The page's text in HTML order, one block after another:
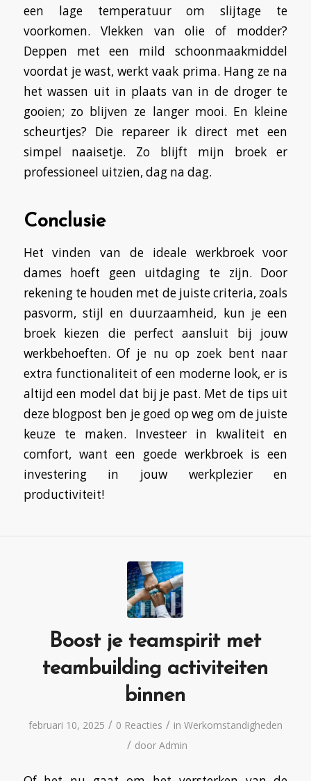
een lage temperatuur om slijtage te
voorkomen. Vlekken van olie of modder?
Deppen met een mild schoonmaakmiddel
voordat je wast, werkt vaak prima. Hang ze na
het wassen uit in plaats van in de droger te
gooien; zo blijven ze langer mooi. En kleine
scheurtjes? Die repareer ik direct met een
simpel naaisetje. Zo blijft mijn broek er
professioneel uitzien, dag na dag.
Conclusie
Het vinden van de ideale werkbroek voor
dames hoeft geen uitdaging te zijn. Door
rekening te houden met de juiste criteria, zoals
pasvorm, stijl en duurzaamheid, kun je een
broek kiezen die perfect aansluit bij jouw
werkbehoeften. Of je nu op zoek bent naar
extra functionaliteit of een moderne look, er is
altijd een model dat bij je past. Met de tips uit
deze blogpost ben je goed op weg om de juiste
keuze te maken. Investeer in kwaliteit en
comfort, want een goede werkbroek is een
investering in jouw werkplezier en
productiviteit!
Boost je teamspirit met
teambuilding activiteiten
binnen
februari 10, 2025 / 0 Reacties / in Werkomstandigheden
/ door Admin